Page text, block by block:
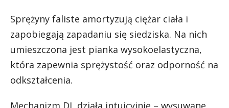
Sprężyny faliste amortyzują ciężar ciała i
zapobiegają zapadaniu się siedziska. Na nich
umieszczona jest pianka wysokoelastyczna,
która zapewnia sprężystość oraz odporność na
odkształcenia.
Mechanizm DL działa intuicyjnie – wysuwane